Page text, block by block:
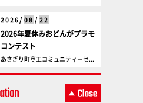
2026/ 08 / 22
2026年夏休みおどんがプラモ
コンテスト
あさぎり町商工コミュニティーセ...